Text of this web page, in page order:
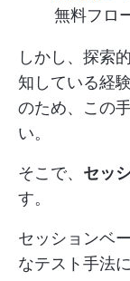
無料フロ
しかし、探索
知している経
のため、この
い。
そこで、 セッ
す。
セッションベ
なテスト手法